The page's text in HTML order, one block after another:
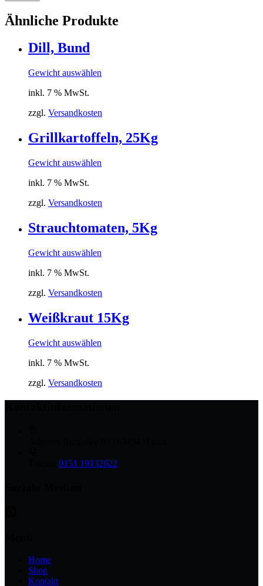
Ähnliche Produkte
Dill, Bund
Gewicht auswählen
inkl. 7 % MwSt.
zzgl. Versandkosten
Grillkartoffeln, 25Kg
Gewicht auswählen
inkl. 7 % MwSt.
zzgl. Versandkosten
Strauchtomaten, 5Kg
Gewicht auswählen
inkl. 7 % MwSt.
zzgl. Versandkosten
Weißkraut 15Kg
Gewicht auswählen
inkl. 7 % MwSt.
zzgl. Versandkosten
0151 19132622
Home
Shop
Kontakt